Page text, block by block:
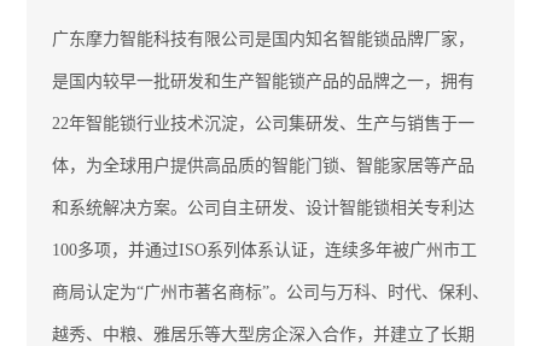
广东摩力智能科技有限公司是国内知名智能锁品牌厂家，
是国内较早一批研发和生产智能锁产品的品牌之一，拥有
22年智能锁行业技术沉淀， 公司集研发、生产与销售于一
体，为全球用户提供高品质的智能门锁、智能家居等产品
和系统解决方案。公司自主研发、设计智能锁相关专利达
100多项，并通过ISO系列 体系认证， 连续多年被广州市工
商局认定为“广州市著名商标”。公司与万科、时代、保利、
越秀、中粮、雅居乐等大型房企深入合作，并建立了长期